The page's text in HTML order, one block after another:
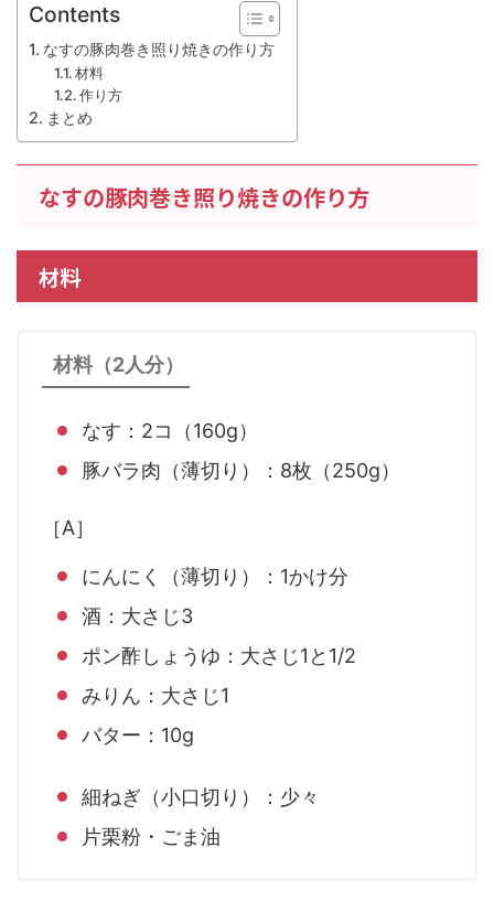
Contents
なすの豚肉巻き照り焼きの作り方
材料
作り方
まとめ
なすの豚肉巻き照り焼きの作り方
材料
材料（2人分）
なす：2コ（160g）
豚バラ肉（薄切り）：8枚（250g）
［A］
にんにく（薄切り）：1かけ分
酒：大さじ3
ポン酢しょうゆ：大さじ1と1/2
みりん：大さじ1
バター：10g
細ねぎ（小口切り）：少々
片栗粉・ごま油